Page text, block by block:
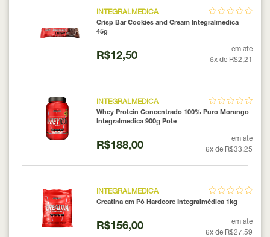
INTEGRALMEDICA
Crisp Bar Cookies and Cream Integralmedica
45g
R$12,50
em ate
6x de R$2,21
INTEGRALMEDICA
Whey Protein Concentrado 100% Puro Morango
Integralmedica 900g Pote
R$188,00
em ate
6x de R$33,25
INTEGRALMEDICA
Creatina em Pó Hardcore Integralmédica 1kg
R$156,00
em ate
6x de R$27,59